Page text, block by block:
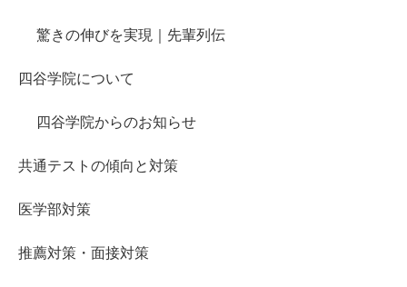
驚きの伸びを実現｜先輩列伝
四谷学院について
四谷学院からのお知らせ
共通テストの傾向と対策
医学部対策
推薦対策・面接対策